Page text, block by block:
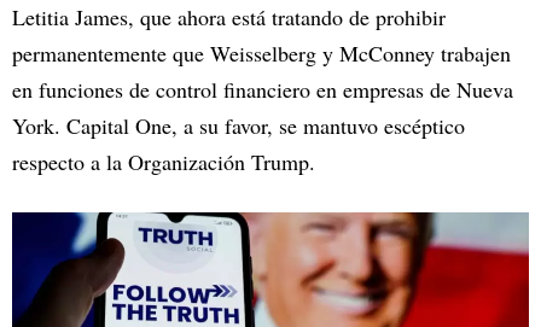
Letitia James, que ahora está tratando de prohibir
permanentemente que Weisselberg y McConney trabajen
en funciones de control financiero en empresas de Nueva
York. Capital One, a su favor, se mantuvo escéptico
respecto a la Organización Trump.